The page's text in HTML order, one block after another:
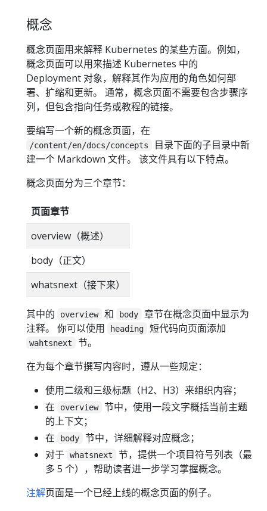
概念
概念页面用来解释 Kubernetes 的某些方面。例如，
概念页面可以用来描述 Kubernetes 中的
Deployment 对象，解释其作为应用的角色如何部
署、扩缩和更新。 通常，概念页面不需要包含步骤序
列，但包含指向任务或教程的链接。
要编写一个新的概念页面，在
/content/en/docs/concepts
目录下面的子目录中新
建一个 Markdown 文件。 该文件具有以下特点。
概念页面分为三个章节：
页面章节
overview（概述）
body（正文）
whatsnext（接下来）
其中的 overview 和 body
章节在概念页面中显示为
注释。 你可以使用
heading 短代码向页面添加
wahtsnext
节。
在为每个章节撰写内容时，遵从一些规定：
使用二级和三级标题（H2、H3）来组织内容；
在
overview 节中，使用一段文字概括当前主题
的上下文；
在
body
节中，详细解释对应概念；
对于 whatsnext
节，提供一个项目符号列表（最
多 5 个），帮助读者进一步学习掌握概念。
注解页面是一个已经上线的概念页面的例子。